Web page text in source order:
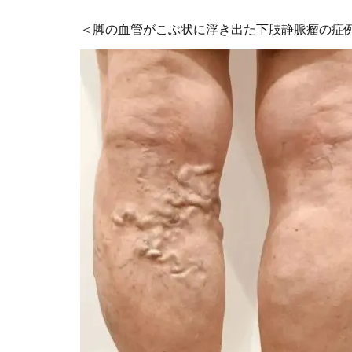
＜脚の血管がこぶ状に浮き出た下肢静脈瘤の症